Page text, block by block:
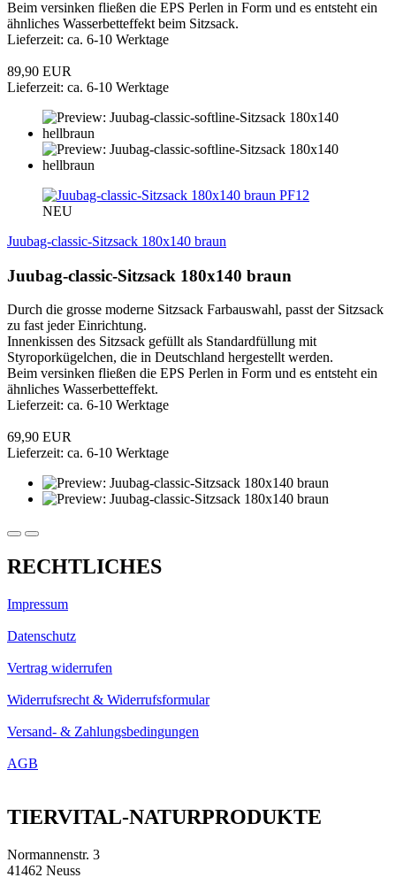
Beim versinken fließen die EPS Perlen in Form und es entsteht ein
ähnliches Wasserbetteffekt beim Sitzsack.
Lieferzeit: ca. 6-10 Werktage
89,90 EUR
Lieferzeit: ca. 6-10 Werktage
PF12
NEU
Juubag-classic-Sitzsack 180x140 braun
Juubag-classic-Sitzsack 180x140 braun
Durch die grosse moderne Sitzsack Farbauswahl, passt der Sitzsack
zu fast jeder Einrichtung.
Innenkissen des Sitzsack gefüllt als Standardfüllung mit
Styroporkügelchen, die in Deutschland hergestellt werden.
Beim versinken fließen die EPS Perlen in Form und es entsteht ein
ähnliches Wasserbetteffekt.
Lieferzeit: ca. 6-10 Werktage
69,90 EUR
Lieferzeit: ca. 6-10 Werktage
RECHTLICHES
Impressum
Datenschutz
Vertrag widerrufen
Widerrufsrecht & Widerrufsformular
Versand- & Zahlungsbedingungen
AGB
TIERVITAL-NATURPRODUKTE
Normannenstr. 3
41462 Neuss